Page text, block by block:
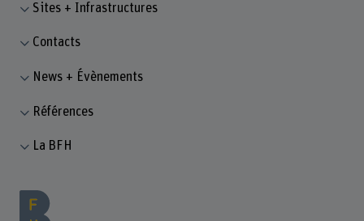
Sites + Infrastructures
Contacts
News + Évènements
Références
La BFH